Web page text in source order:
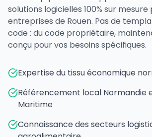
solutions logicielles 100% sur mesure
entreprises de Rouen. Pas de
code : du code propriétaire,
conçu pour vos besoins spécifiques.
Expertise du tissu économique
Référencement local Normandie
Maritime
Connaissance des secteurs